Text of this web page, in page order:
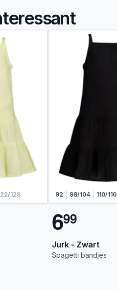
128 92 98/104 110/116
699
Jurk - Zwart
Spagetti bandjes